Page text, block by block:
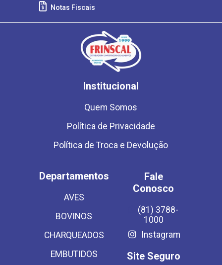
Notas Fiscais
Institucional
Quem Somos
Política de Privacidade
Política de Troca e Devolução
Departamentos
AVES
BOVINOS
CHARQUEADOS
EMBUTIDOS
Fale
Conosco
(81) 3788-
1000
Instagram
Site Seguro